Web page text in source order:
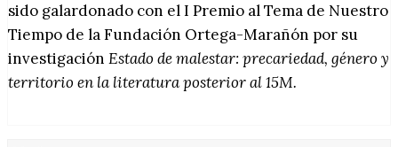
sido galardonado con el I Premio al Tema de Nuestro
Tiempo de la Fundación Ortega-Marañón por su
investigación Estado de malestar: precariedad, género y
territorio en la literatura posterior al 15M.